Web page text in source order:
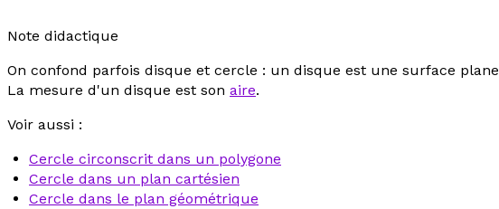
Note didactique
On confond parfois disque et cercle : un disque est une surface plane
La mesure d'un disque est son aire.
Voir aussi :
Cercle circonscrit dans un polygone
Cercle dans un plan cartésien
Cercle dans le plan géométrique